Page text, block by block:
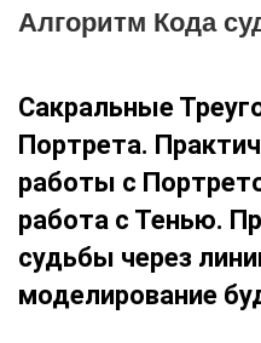
Алгоритм Кода
Сакральные
Портрета.
работы с
работа с Тенью.
судьбы через
моделирование